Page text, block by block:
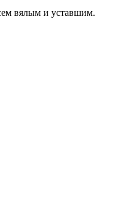
вялым и уставшим.